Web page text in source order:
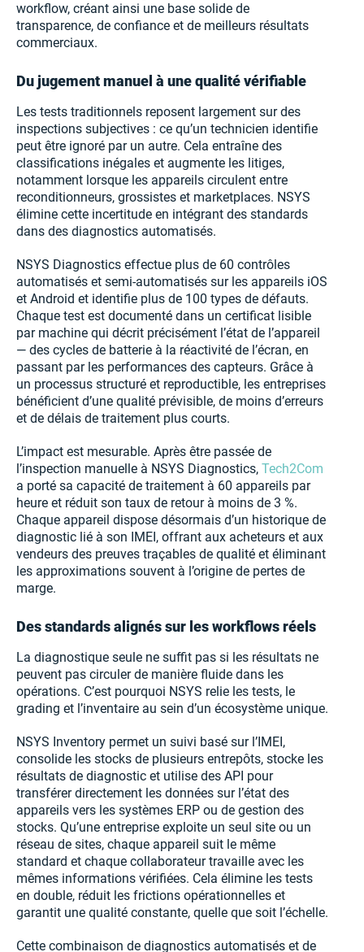
workflow, créant ainsi une base solide de
transparence, de confiance et de meilleurs résultats
commerciaux.
Du jugement manuel à une qualité vérifiable
Les tests traditionnels reposent largement sur des
inspections subjectives : ce qu’un technicien identifie
peut être ignoré par un autre. Cela entraîne des
classifications inégales et augmente les litiges,
notamment lorsque les appareils circulent entre
reconditionneurs, grossistes et marketplaces. NSYS
élimine cette incertitude en intégrant des standards
dans des diagnostics automatisés.
NSYS Diagnostics effectue plus de 60 contrôles
automatisés et semi-automatisés sur les appareils iOS
et Android et identifie plus de 100 types de défauts.
Chaque test est documenté dans un certificat lisible
par machine qui décrit précisément l’état de l’appareil
— des cycles de batterie à la réactivité de l’écran, en
passant par les performances des capteurs. Grâce à
un processus structuré et reproductible, les entreprises
bénéficient d’une qualité prévisible, de moins d’erreurs
et de délais de traitement plus courts.
L’impact est mesurable. Après être passée de
l’inspection manuelle à NSYS Diagnostics, Tech2Com
a porté sa capacité de traitement à 60 appareils par
heure et réduit son taux de retour à moins de 3 %.
Chaque appareil dispose désormais d’un historique de
diagnostic lié à son IMEI, offrant aux acheteurs et aux
vendeurs des preuves traçables de qualité et éliminant
les approximations souvent à l’origine de pertes de
marge.
Des standards alignés sur les workflows réels
La diagnostique seule ne suffit pas si les résultats ne
peuvent pas circuler de manière fluide dans les
opérations. C’est pourquoi NSYS relie les tests, le
grading et l’inventaire au sein d’un écosystème unique.
NSYS Inventory permet un suivi basé sur l’IMEI,
consolide les stocks de plusieurs entrepôts, stocke les
résultats de diagnostic et utilise des API pour
transférer directement les données sur l’état des
appareils vers les systèmes ERP ou de gestion des
stocks. Qu’une entreprise exploite un seul site ou un
réseau de sites, chaque appareil suit le même
standard et chaque collaborateur travaille avec les
mêmes informations vérifiées. Cela élimine les tests
en double, réduit les frictions opérationnelles et
garantit une qualité constante, quelle que soit l’échelle.
Cette combinaison de diagnostics automatisés et de